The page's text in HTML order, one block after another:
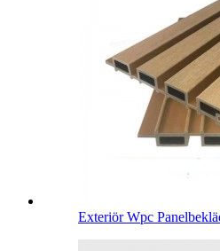
Exteriör Wpc